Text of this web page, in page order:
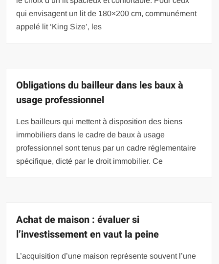
qui envisagent un lit de 180×200 cm, communément
appelé lit ‘King Size’, les
Obligations du bailleur dans les baux à
usage professionnel
Les bailleurs qui mettent à disposition des biens
immobiliers dans le cadre de baux à usage
professionnel sont tenus par un cadre réglementaire
spécifique, dicté par le droit immobilier. Ce
Achat de maison : évaluer si
l’investissement en vaut la peine
L’acquisition d’une maison représente souvent l’une